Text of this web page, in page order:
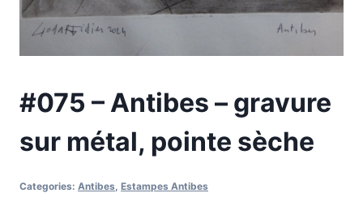
#075 – Antibes – gravure
sur métal, pointe sèche
Categories: Antibes, Estampes Antibes